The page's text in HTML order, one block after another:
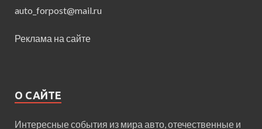
auto_forpost@mail.ru
Реклама на сайте
О САЙТЕ
Интересные события из мира авто, отечественные и